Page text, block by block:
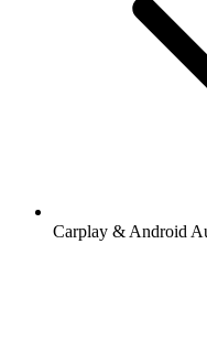
Carplay & Android